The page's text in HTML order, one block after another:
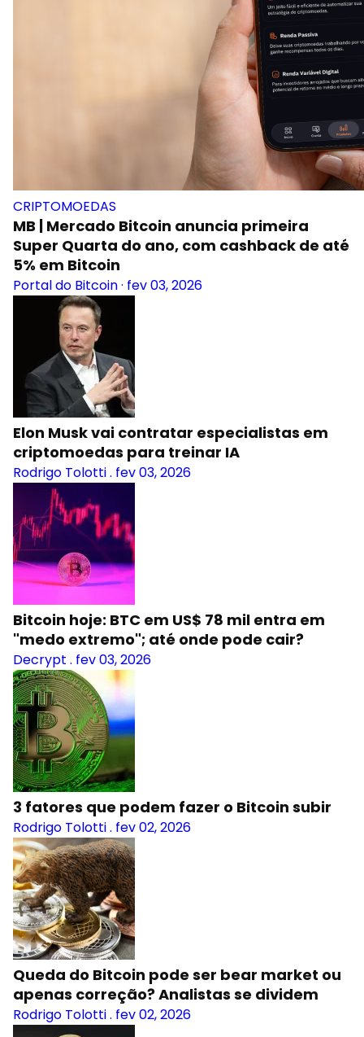
CRIPTOMOEDAS
MB | Mercado Bitcoin anuncia primeira
Super Quarta do ano, com cashback de até
5% em Bitcoin
Portal do Bitcoin· fev 03, 2026
Elon Musk vai contratar especialistas em
criptomoedas para treinar IA
Rodrigo Tolotti. fev 03, 2026
Bitcoin hoje: BTC em US$ 78 mil entra em
"medo extremo"; até onde pode cair?
Decrypt . fev 03, 2026
3 fatores que podem fazer o Bitcoin subir
Rodrigo Tolotti. fev 02, 2026
Queda do Bitcoin pode ser bear market ou
apenas correção? Analistas se dividem
Rodrigo Tolotti. fev 02, 2026